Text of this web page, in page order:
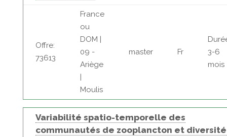
Offre:
73613
France
ou
DOM |
09 -
Ariège
|
Moulis
master Fr
3-6
mois
Variabilité spatio-temporelle des
communautés de zooplancton et